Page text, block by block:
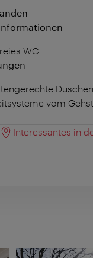
WC
vom
Interessantes in